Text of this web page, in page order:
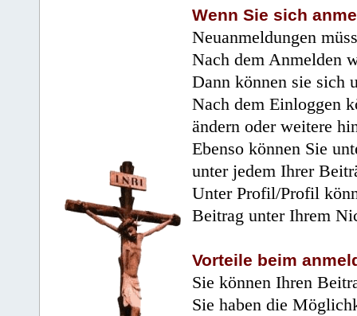
Wenn Sie sich
Neuanmeldungen
Nach dem Anmelden
Dann können sie sich
Nach dem Einloggen
ändern oder weitere
Ebenso können Sie
unter jedem Ihrer
Unter Profil/Profil
Beitrag unter Ihrem
Vorteile beim
Sie können Ihren
Sie haben die